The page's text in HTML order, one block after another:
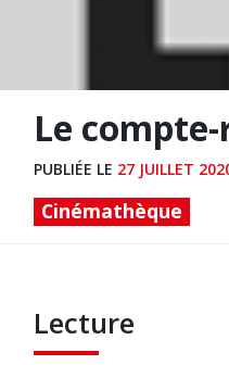
Le
PUBLIÉE LE 27 JUILLET
Cinémathèque
Lecture